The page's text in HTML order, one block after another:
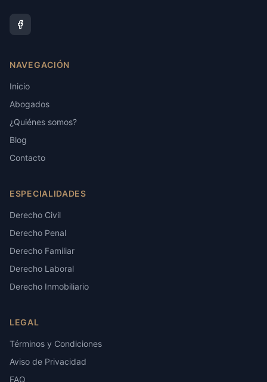
NAVEGACIÓN
Inicio
Abogados
¿Quiénes somos?
Blog
Contacto
ESPECIALIDADES
Derecho Civil
Derecho Penal
Derecho Familiar
Derecho Laboral
Derecho Inmobiliario
LEGAL
Términos y Condiciones
Aviso de Privacidad
FAQ